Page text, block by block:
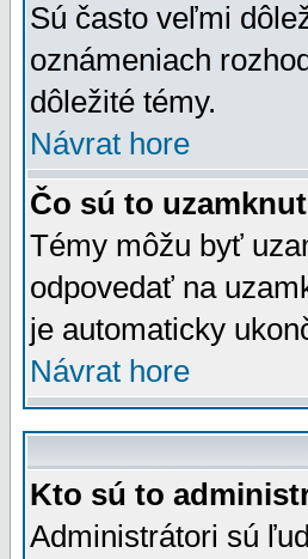
Sú často veľmi
oznámeniach
dôležité témy.
Návrat hore
Čo sú to
Témy môžu byť
odpovedať na
je automaticky
Návrat hore
Kto sú to
Administrátori sú